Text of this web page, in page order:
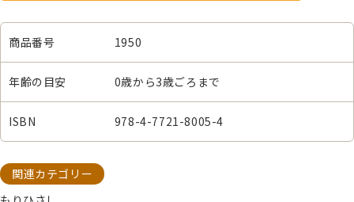
商品番号 1950
年齢の目安 0歳から3歳ごろまで
ISBN 978-4-7721-8005-4
関連カテゴリー